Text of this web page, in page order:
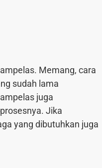
Memang, cara
sudah lama
juga
Jika
yang dibutuhkan juga